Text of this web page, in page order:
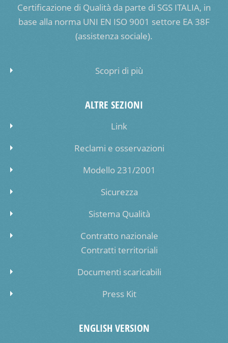
Certificazione di Qualità da parte di SGS ITALIA, in
base alla norma UNI EN ISO 9001 settore EA 38F
(assistenza sociale).
Scopri di più
ALTRE SEZIONI
Link
Reclami e osservazioni
Modello 231/2001
Sicurezza
Sistema Qualità
Contratto nazionale
Contratti territoriali
Documenti scaricabili
Press Kit
ENGLISH VERSION